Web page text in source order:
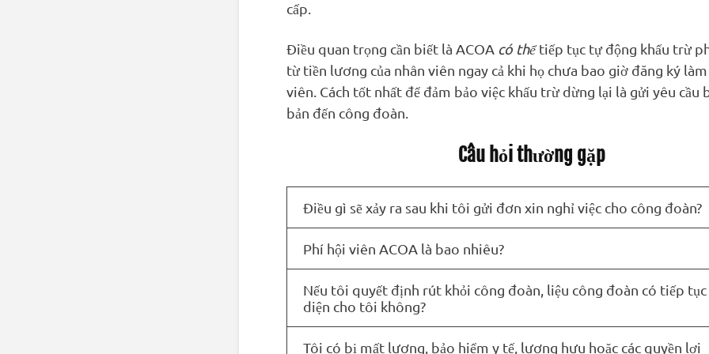
cấp.
Điều quan trọng cần biết là ACOA có thểtiếp tục tự động khấu trừ
từ tiền lương của nhân viên ngay cả khi họ chưa bao giờ đăng ký
viên. Cách tốt nhất để đảm bảo việc khấu trừ dừng lại là gửi yêu cầu
bản đến công đoàn.
Câu hỏi thường gặp
Điều gì sẽ xảy ra sau khi tôi gửi đơn xin nghỉ việc cho công đoàn?
Phí hội viên ACOA là bao nhiêu?
Nếu tôi quyết định rút khỏi công đoàn, liệu công đoàn có tiếp
diện cho tôi không?
Tôi có bị mất lương, bảo hiểm y tế, lương hưu hoặc các quyền lợi